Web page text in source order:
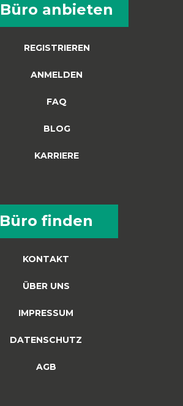
Büro anbieten
REGISTRIEREN
ANMELDEN
FAQ
BLOG
KARRIERE
Büro finden
KONTAKT
ÜBER UNS
IMPRESSUM
DATENSCHUTZ
AGB